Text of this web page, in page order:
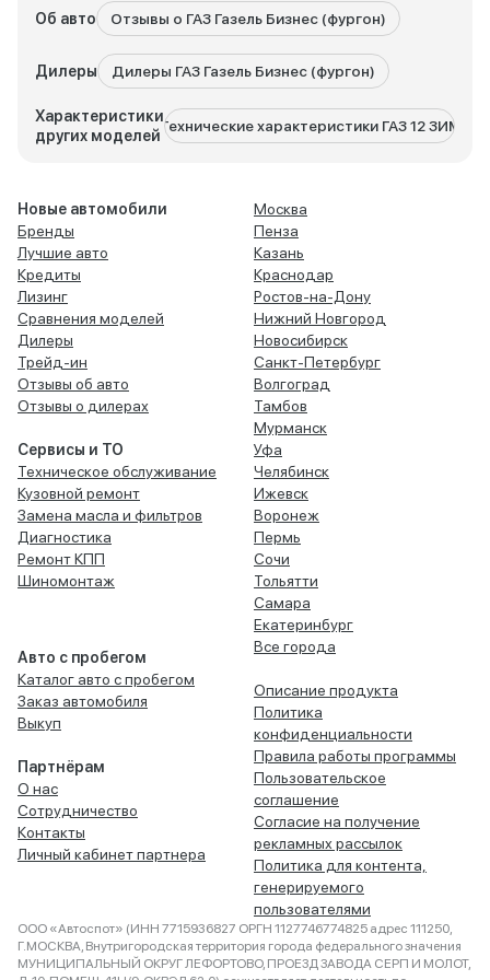
Об авто Отзывы о ГАЗ Газель Бизнес (фургон)
Дилеры Дилеры ГАЗ Газель Бизнес (фургон)
Характеристики
других моделей
Технические характеристики ГАЗ 12 ЗИМ
Новые автомобили
Бренды
Лучшие авто
Кредиты
Лизинг
Сравнения моделей
Дилеры
Трейд-ин
Отзывы об авто
Отзывы о дилерах
Сервисы и ТО
Техническое обслуживание
Кузовной ремонт
Замена масла и фильтров
Диагностика
Ремонт КПП
Шиномонтаж
Авто с пробегом
Каталог авто с пробегом
Заказ автомобиля
Выкуп
Партнёрам
О нас
Сотрудничество
Контакты
Личный кабинет партнера
Москва
Пенза
Казань
Краснодар
Ростов-на-Дону
Нижний Новгород
Новосибирск
Санкт-Петербург
Волгоград
Тамбов
Мурманск
Уфа
Челябинск
Ижевск
Воронеж
Пермь
Сочи
Тольятти
Самара
Екатеринбург
Все города
Описание продукта
Политика
конфиденциальности
Правила работы программы
Пользовательское
соглашение
Согласие на получение
рекламных рассылок
Политика для контента,
генерируемого
пользователями
ООО «Автоспот» (ИНН 7715936827 ОРГН 1127746774825 адрес 111250,
Г.МОСКВА, Внутригородская территория города федерального значения
МУНИЦИПАЛЬНЫЙ ОКРУГ ЛЕФОРТОВО, ПРОЕЗД ЗАВОДА СЕРП И МОЛОТ,